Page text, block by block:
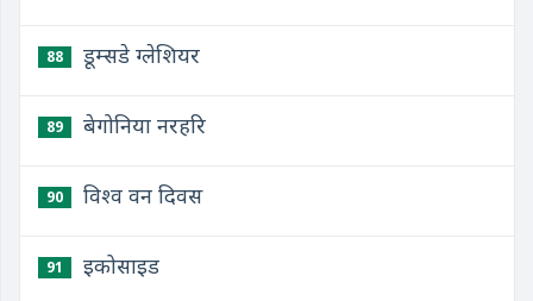
88 डूम्सडे ग्लेशियर
89 बेगोनिया नरहरि
90 विश्व वन दिवस
91 इकोसाइड